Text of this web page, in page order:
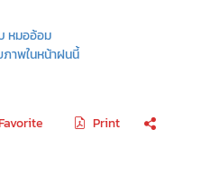
หมออ้อม
าพในหน้าฝนนี้
Print